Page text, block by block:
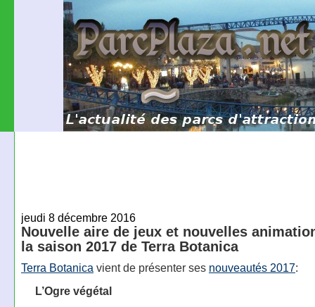
jeudi 8 décembre 2016
Nouvelle aire de jeux et nouvelles
la saison 2017 de Terra Botanica
Terra Botanica vient de présenter ses nouveautés 2017:
L’Ogre végétal